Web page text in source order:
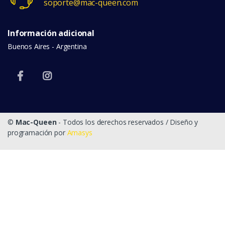
soporte@mac-queen.com
Información adicional
Buenos Aires - Argentina
© Mac-Queen- Todos los derechos reservados / Diseño y
programación por Amasys